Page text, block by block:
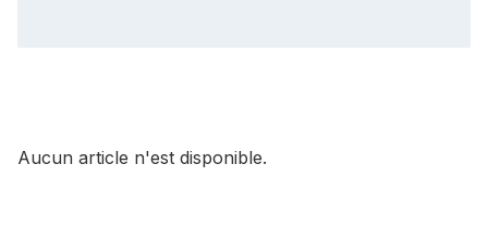
Aucun article n'est disponible.